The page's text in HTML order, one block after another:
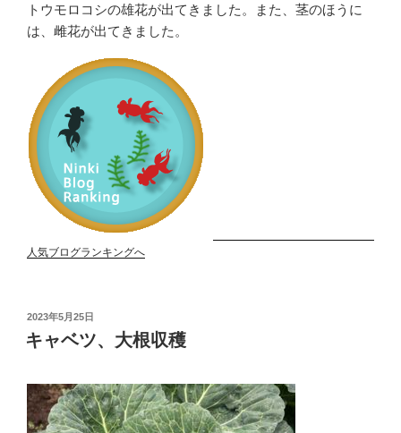
トウモロコシの雄花が出てきました。また、茎のほうに
は、雌花が出てきました。
人気ブログランキングへ
投
稿
日:
2023年5月25日
キャベツ、大根収穫